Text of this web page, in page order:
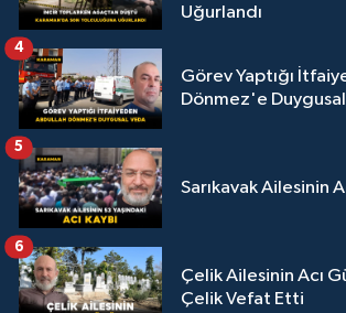
Uğurlandı
Görev Yaptığı
Dönmez'e
4
Sarıkavak Ailesinin
5
Çelik Ailesinin Acı
Çelik Vefat Etti
6